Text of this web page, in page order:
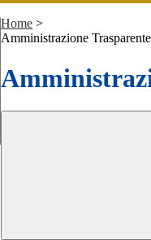
Home >
Amministrazione Trasparente